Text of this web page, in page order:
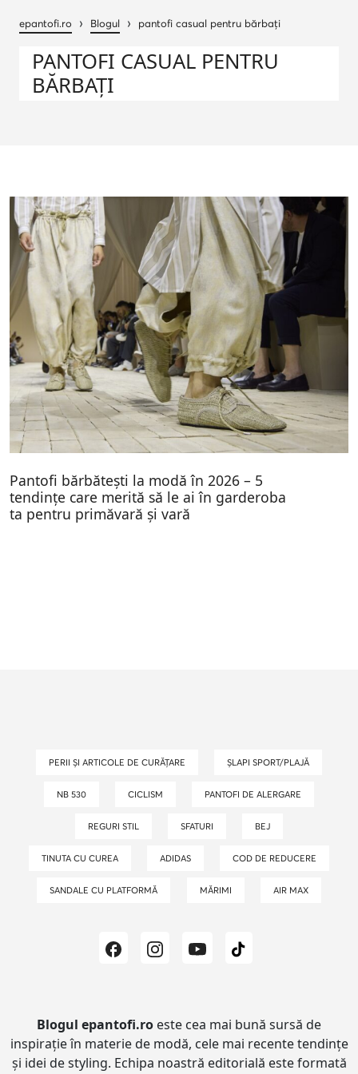
epantofi.ro › Blogul › pantofi casual pentru bărbați
PANTOFI CASUAL PENTRU
BĂRBAȚI
Pantofi bărbătești la modă în 2026 – 5
tendințe care merită să le ai în garderoba
ta pentru primăvară și vară
PERII ȘI ARTICOLE DE CURĂȚARE ȘLAPI SPORT/PLAJĂ
NB 530 CICLISM PANTOFI DE ALERGARE
REGURI STIL SFATURI BEJ
TINUTA CU CUREA ADIDAS COD DE REDUCERE
SANDALE CU PLATFORMĂ MĂRIMI AIR MAX
Blogul epantofi.ro este cea mai bună sursă de
inspirație în materie de modă, cele mai recente tendințe
și idei de styling. Echipa noastră editorială este formată